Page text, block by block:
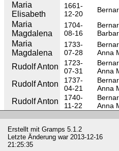
Maria
Elisabeth
1661-
12-20
Maria
Magdalena
1704-
08-16
Maria
Magdalena
1733-
07-28
Anna
Rudolf Anton
1723-
07-31
Anna
Rudolf Anton
1737-
04-21
Anna
Rudolf Anton
1740-
11-22
Anna
Erstellt mit Gramps 5.1.2
Letzte Änderung war 2013-12-16
21:25:35